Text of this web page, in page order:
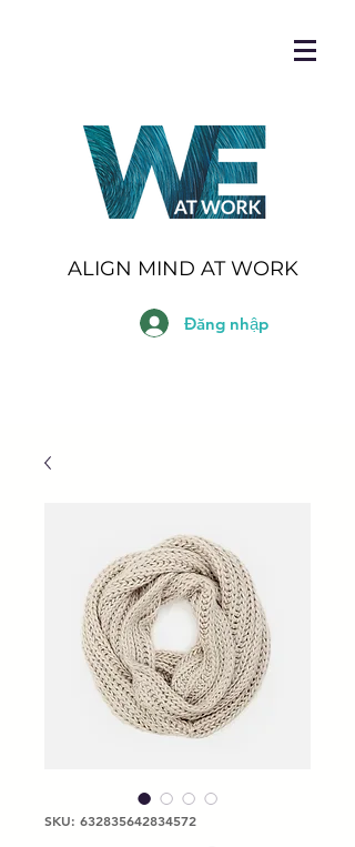
ALIGN MIND AT WORK
Đăng nhập
SKU: 632835642834572